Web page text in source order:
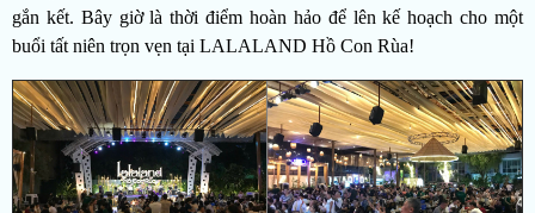
gắn kết. Bây giờ là thời điểm hoàn hảo để lên kế hoạch cho một
buổi tất niên trọn vẹn tại LALALAND Hồ Con Rùa!